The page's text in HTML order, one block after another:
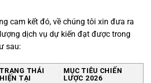
cam kết đó, về chúng tôi xin đưa ra
dịch vụ dự kiến đạt được trong
sau:
TRẠNG THÁI
HIỆN TẠI
MỤC TIÊU CHIẾN
LƯỢC 2026